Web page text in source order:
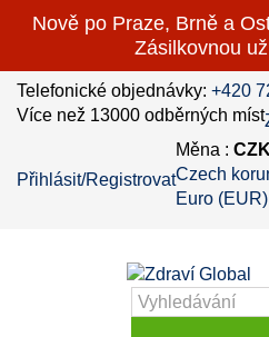
Nově po Praze, Brně a
Zásilkovnou
Telefonické objednávky: +420
Více než 13000 odběrných míst
Přihlásit/Registrovat
Měna : CZK
Czech
Euro (EUR)